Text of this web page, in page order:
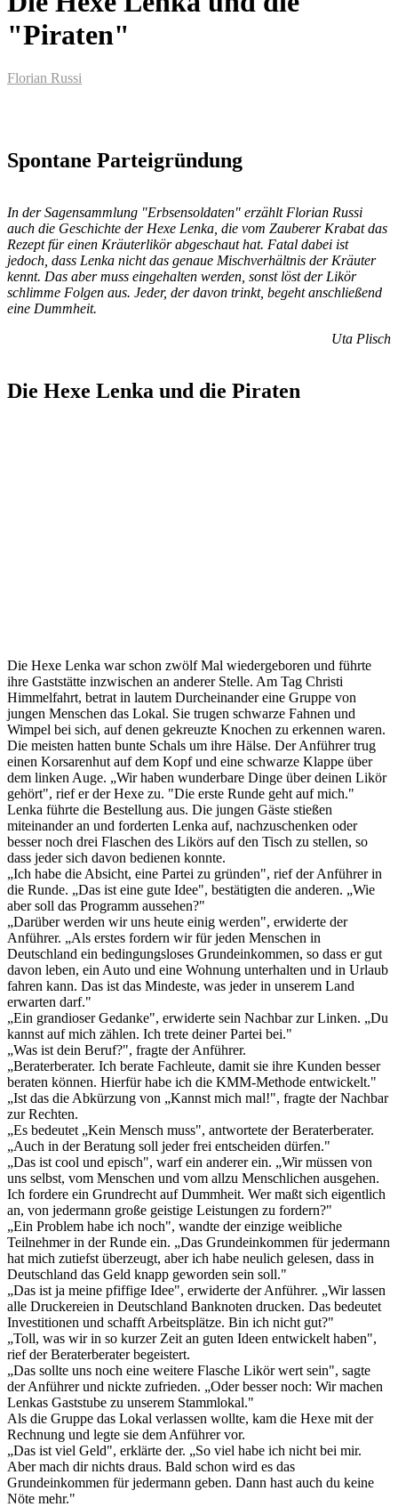
"Piraten"
Florian Russi
Spontane Parteigründung
In der Sagensammlung "Erbsensoldaten" erzählt Florian Russi
auch die Geschichte der Hexe Lenka, die vom Zauberer Krabat das
Rezept für einen Kräuterlikör abgeschaut hat. Fatal dabei ist
jedoch, dass Lenka nicht das genaue Mischverhältnis der Kräuter
kennt. Das aber muss eingehalten werden, sonst löst der Likör
schlimme Folgen aus. Jeder, der davon trinkt, begeht anschließend
eine Dummheit.
Uta Plisch
Die Hexe Lenka und die Piraten
Die Hexe Lenka war schon zwölf Mal wiedergeboren und führte
ihre Gaststätte inzwischen an anderer Stelle. Am Tag Christi
Himmelfahrt, betrat in lautem Durcheinander eine Gruppe von
jungen Menschen das Lokal. Sie trugen schwarze Fahnen und
Wimpel bei sich, auf denen gekreuzte Knochen zu erkennen waren.
Die meisten hatten bunte Schals um ihre Hälse. Der Anführer trug
einen Korsarenhut auf dem Kopf und eine schwarze Klappe über
dem linken Auge. „Wir haben wunderbare Dinge über deinen Likör
gehört", rief er der Hexe zu. "Die erste Runde geht auf mich."
Lenka führte die Bestellung aus. Die jungen Gäste stießen
miteinander an und forderten Lenka auf, nachzuschenken oder
besser noch drei Flaschen des Likörs auf den Tisch zu stellen, so
dass jeder sich davon bedienen konnte.
„Ich habe die Absicht, eine Partei zu gründen", rief der Anführer in
die Runde. „Das ist eine gute Idee", bestätigten die anderen. „Wie
aber soll das Programm aussehen?"
„Darüber werden wir uns heute einig werden", erwiderte der
Anführer. „Als erstes fordern wir für jeden Menschen in
Deutschland ein bedingungsloses Grundeinkommen, so dass er gut
davon leben, ein Auto und eine Wohnung unterhalten und in Urlaub
fahren kann. Das ist das Mindeste, was jeder in unserem Land
erwarten darf."
„Ein grandioser Gedanke", erwiderte sein Nachbar zur Linken. „Du
kannst auf mich zählen. Ich trete deiner Partei bei."
„Was ist dein Beruf?", fragte der Anführer.
„Beraterberater. Ich berate Fachleute, damit sie ihre Kunden besser
beraten können. Hierfür habe ich die KMM-Methode entwickelt."
„Ist das die Abkürzung von „Kannst mich mal!", fragte der Nachbar
zur Rechten.
„Es bedeutet „Kein Mensch muss", antwortete der Beraterberater.
„Auch in der Beratung soll jeder frei entscheiden dürfen."
„Das ist cool und episch", warf ein anderer ein. „Wir müssen von
uns selbst, vom Menschen und vom allzu Menschlichen ausgehen.
Ich fordere ein Grundrecht auf Dummheit. Wer maßt sich eigentlich
an, von jedermann große geistige Leistungen zu fordern?"
„Ein Problem habe ich noch", wandte der einzige weibliche
Teilnehmer in der Runde ein. „Das Grundeinkommen für jedermann
hat mich zutiefst überzeugt, aber ich habe neulich gelesen, dass in
Deutschland das Geld knapp geworden sein soll."
„Das ist ja meine pfiffige Idee", erwiderte der Anführer. „Wir lassen
alle Druckereien in Deutschland Banknoten drucken. Das bedeutet
Investitionen und schafft Arbeitsplätze. Bin ich nicht gut?"
„Toll, was wir in so kurzer Zeit an guten Ideen entwickelt haben",
rief der Beraterberater begeistert.
„Das sollte uns noch eine weitere Flasche Likör wert sein", sagte
der Anführer und nickte zufrieden. „Oder besser noch: Wir machen
Lenkas Gaststube zu unserem Stammlokal."
Als die Gruppe das Lokal verlassen wollte, kam die Hexe mit der
Rechnung und legte sie dem Anführer vor.
„Das ist viel Geld", erklärte der. „So viel habe ich nicht bei mir.
Aber mach dir nichts draus. Bald schon wird es das
Grundeinkommen für jedermann geben. Dann hast auch du keine
Nöte mehr."